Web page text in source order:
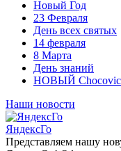
Новый Год
23 Февраля
День всех святых
14 февраля
8 Марта
День знаний
НОВЫЙ
Наши новости
ЯндексГо
Представляем нашу